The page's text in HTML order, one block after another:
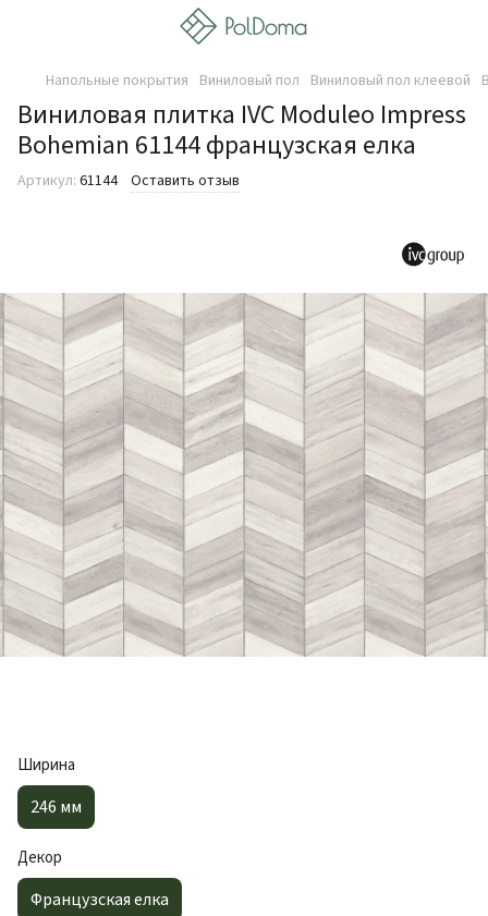
Напольные покрытия Виниловый пол Виниловый пол клеевой
Виниловая плитка IVC Moduleo Impress
Bohemian 61144 французская елка
Артикул: 61144 Оставить отзыв
Ширина
246 мм
Декор
Французская елка